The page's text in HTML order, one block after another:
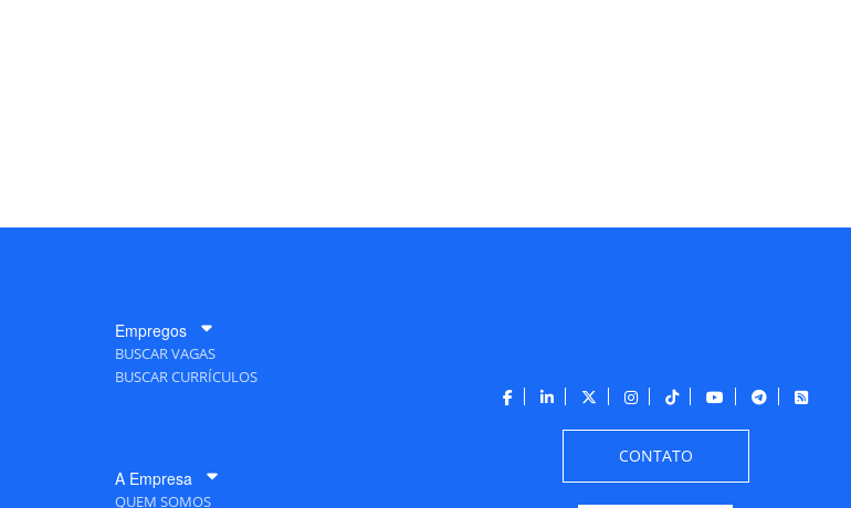
Empregos
BUSCAR VAGAS
BUSCAR CURRÍCULOS
A Empresa
QUEM SOMOS
CONTATO